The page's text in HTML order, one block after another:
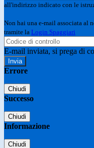
all'indirizzo indicato con le
Non hai una e-mail associata al
tramite la Login Spaggiari
E-mail inviata, si prega di
Errore
Chiudi
Successo
Chiudi
Informazione
Chiudi